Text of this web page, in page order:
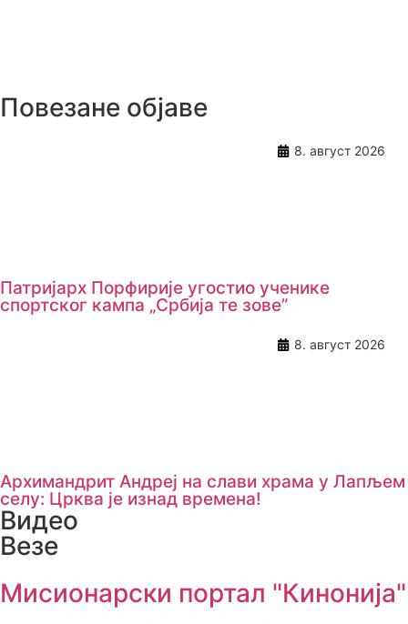
Повезане објаве
Патријарх Порфирије угостио ученике
спортског кампа „Србија те зове”
8. август 2026
Архимандрит Андреј на слави храма у Лапљем
селу: Црква је изнад времена!
8. август 2026
Видео
Везе
Мисионарски портал "Кинонија"